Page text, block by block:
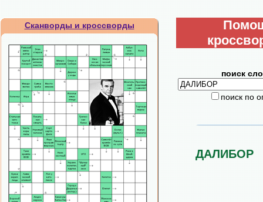
Сканворды и кроссворды
поиск
поиск по
ДАЛИБОР